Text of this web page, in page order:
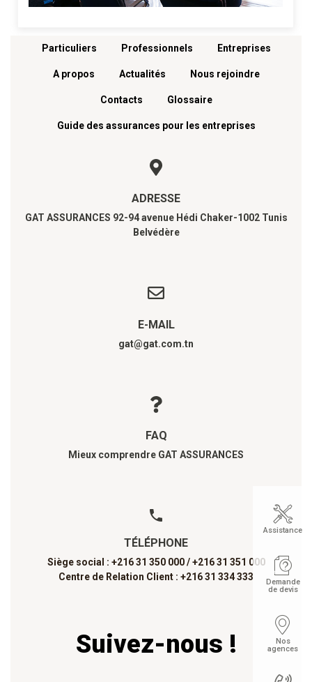
Menu footer
Particuliers Professionnels Entreprises
A propos Actualités Nous rejoindre
Contacts Glossaire
Guide des assurances pour les entreprises
ADRESSE
GAT ASSURANCES 92-94 avenue Hédi Chaker-1002 Tunis
Belvédère
E-MAIL
gat@gat.com.tn
FAQ
Mieux comprendre GAT ASSURANCES
TÉLÉPHONE
Siège social : +216 31 350 000 / +216 31 351 000
Centre de Relation Client : +216 31 334 333
Suivez-nous !
Assistance
Demande
de devis
Nos
agences